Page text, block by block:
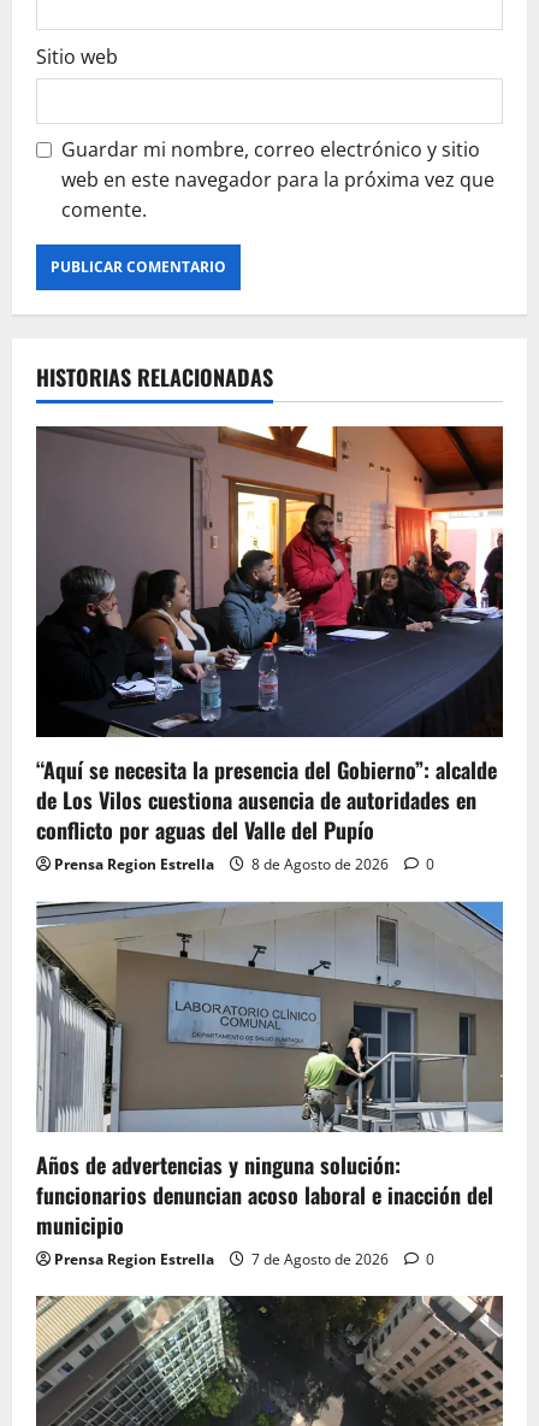
Sitio web
Guardar mi nombre, correo electrónico y sitio
web en este navegador para la próxima vez que
comente.
HISTORIAS RELACIONADAS
“Aquí se necesita la presencia del Gobierno”: alcalde
de Los Vilos cuestiona ausencia de autoridades en
conflicto por aguas del Valle del Pupío
Prensa Region Estrella 8 de Agosto de 2026 0
Años de advertencias y ninguna solución:
funcionarios denuncian acoso laboral e inacción del
municipio
Prensa Region Estrella 7 de Agosto de 2026 0